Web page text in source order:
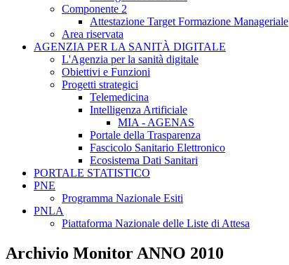
Componente 2
Attestazione Target Formazione Manageriale
Area riservata
AGENZIA PER LA SANITÀ DIGITALE
L'Agenzia per la sanità digitale
Obiettivi e Funzioni
Progetti strategici
Telemedicina
Intelligenza Artificiale
MIA - AGENAS
Portale della Trasparenza
Fascicolo Sanitario Elettronico
Ecosistema Dati Sanitari
PORTALE STATISTICO
PNE
Programma Nazionale Esiti
PNLA
Piattaforma Nazionale delle Liste di Attesa
Archivio Monitor ANNO 2010